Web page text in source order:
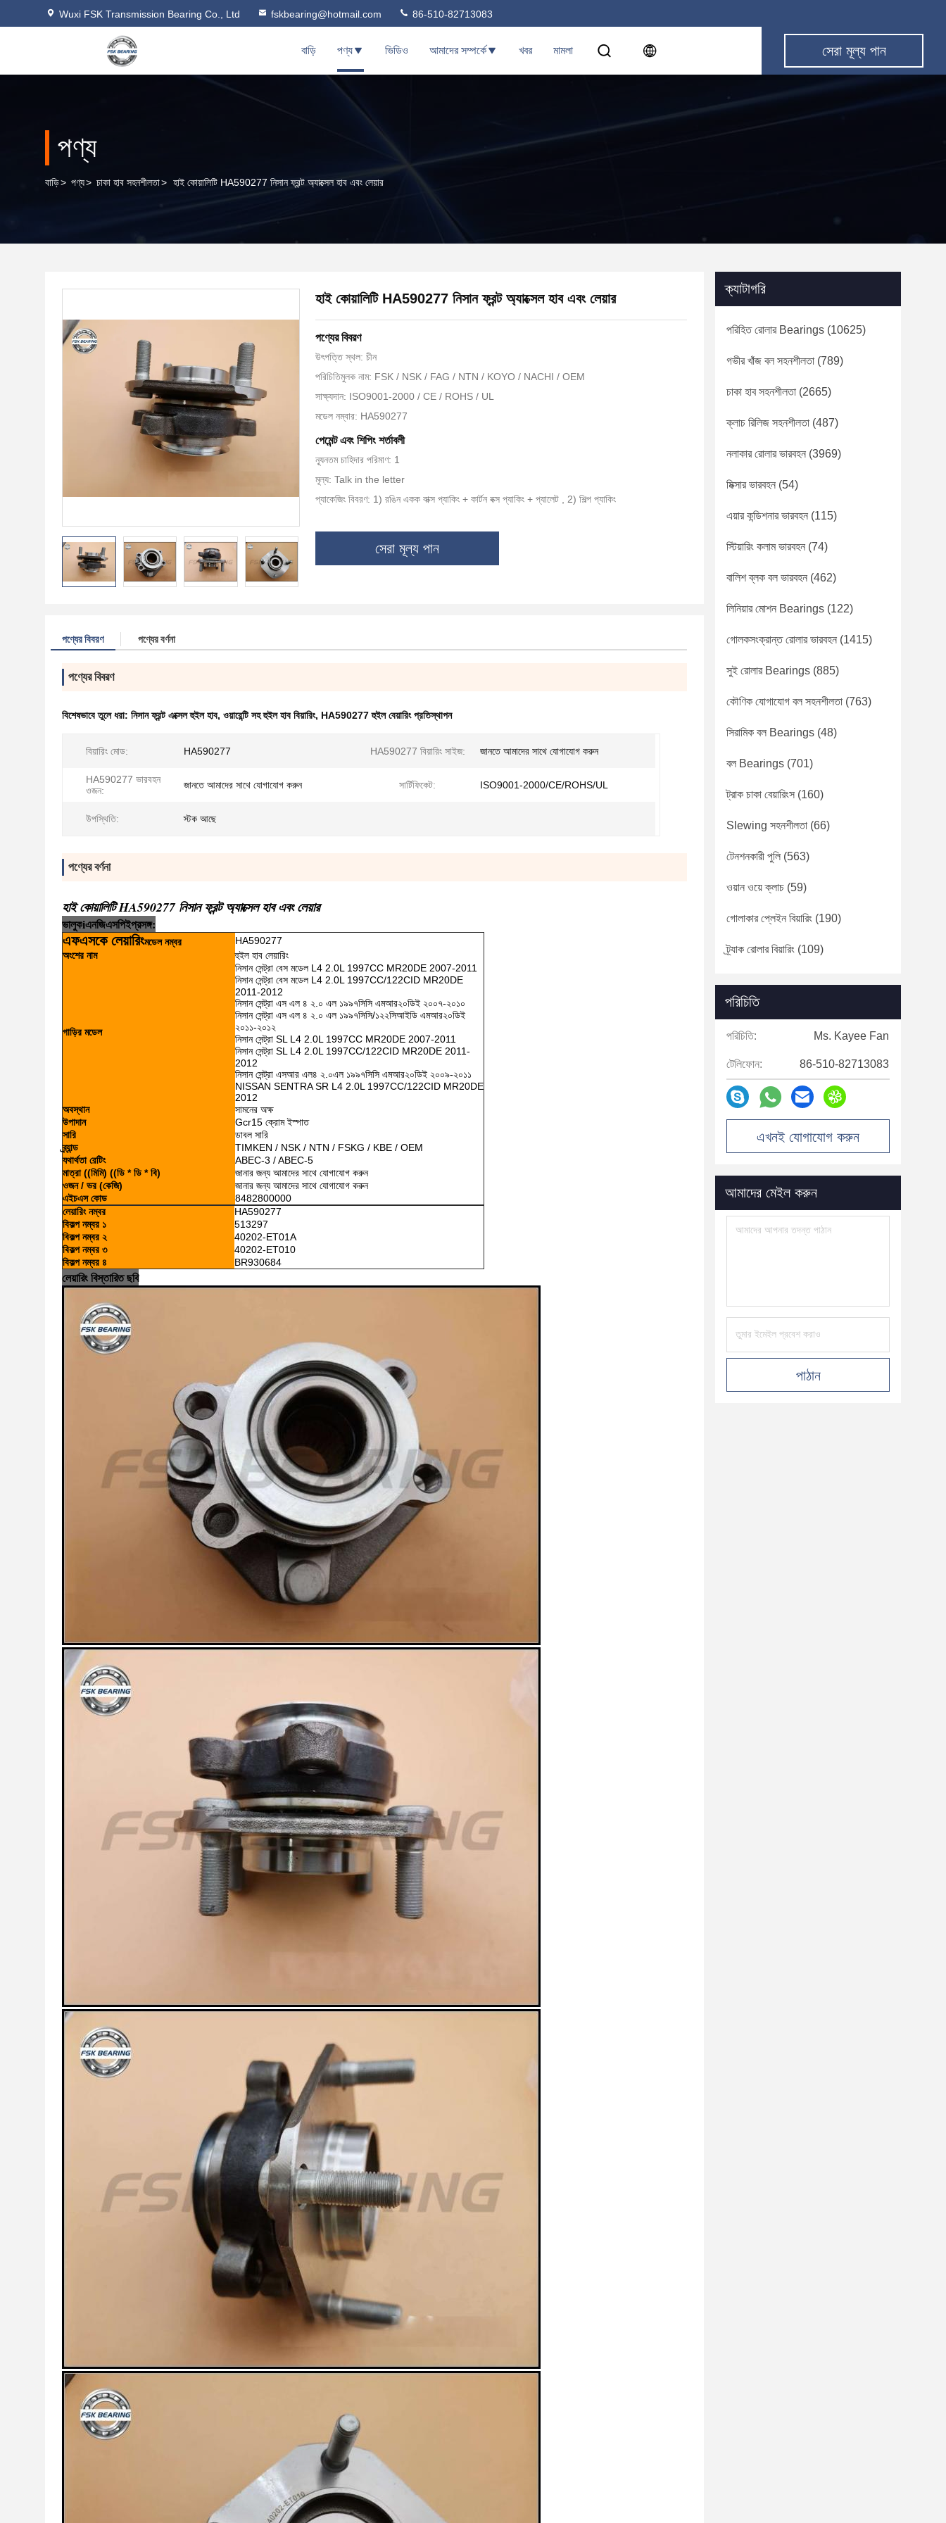
Wuxi FSK Transmission Bearing Co., Ltd fskbearing@hotmail.com 86-510-82713083
বাড়ি পণ্য ভিডিও আমাদের সম্পর্কে খবর মামলা সেরা মূল্য পান
পণ্য
বাড়ি> পণ্য> চাকা হাব সহনশীলতা> হাই কোয়ালিটি HA590277 নিসান ফ্রন্ট অ্যাক্সেল হাব এবং লেয়ার
হাই কোয়ালিটি HA590277 নিসান ফ্রন্ট অ্যাক্সেল হাব এবং লেয়ার
পণ্যের বিবরণ
উৎপত্তি স্থল: চীন
পরিচিতিমুলক নাম: FSK / NSK / FAG / NTN / KOYO / NACHI / OEM
সাক্ষ্যদান: ISO9001-2000 / CE / ROHS / UL
মডেল নম্বার: HA590277
পেমেন্ট এবং শিপিং শর্তাবলী
ন্যূনতম চাহিদার পরিমাণ: 1
মূল্য: Talk in the letter
প্যাকেজিং বিবরণ: 1) রঙিন একক বাক্স প্যাকিং + কার্টন বক্স প্যাকিং + প্যালেট , 2) শিল্প প্যাকিং
সেরা মূল্য পান
পণ্যের বিবরণ পণ্যের বর্ণনা
পণ্যের বিবরণ
বিশেষভাবে তুলে ধরা: নিসান ফ্রন্ট এক্সেল হুইল হাব, ওয়ারেন্টি সহ হুইল হাব বিয়ারিং, HA590277 হুইল বেয়ারিং প্রতিস্থাপন
বিয়ারিং মোড: HA590277 HA590277 বিয়ারিং সাইজ: জানতে আমাদের সাথে যোগাযোগ করুন
HA590277 ভারবহন
ওজন:
জানতে আমাদের সাথে যোগাযোগ করুন সার্টিফিকেট: ISO9001-2000/CE/ROHS/UL
উপস্থিতি: স্টক আছে
পণ্যের বর্ণনা
হাই কোয়ালিটি HA590277 নিসান ফ্রন্ট অ্যাক্সেল হাব এবং লেয়ার
ভালুকiএনজিএসপিইপ্রসঙ্গ:
এফএসকে লেয়ারিংমডেল নম্বর
HA590277
অংশের নাম
হুইল হাব লেয়ারিং
গাড়ির মডেল
নিসান সেন্ট্রা বেস মডেল L4 2.0L 1997CC MR20DE 2007-2011
নিসান সেন্ট্রা বেস মডেল L4 2.0L 1997CC/122CID MR20DE
2011-2012
নিসান সেন্ট্রা এস এল ৪ ২.০ এল ১৯৯৭সিসি এমআর২০ডিই ২০০৭-২০১০
নিসান সেন্ট্রা এস এল ৪ ২.০ এল ১৯৯৭সিসি/১২২সিআইডি এমআর২০ডিই
২০১১-২০১২
নিসান সেন্ট্রা SL L4 2.0L 1997CC MR20DE 2007-2011
নিসান সেন্ট্রা SL L4 2.0L 1997CC/122CID MR20DE 2011-
2012
নিসান সেন্ট্রা এসআর এল৪ ২.০এল ১৯৯৭সিসি এমআর২০ডিই ২০০৯-২০১১
NISSAN SENTRA SR L4 2.0L 1997CC/122CID MR20DE
2012
অবস্থান
সামনের অক্ষ
উপাদান
Gcr15 ক্রোম ইস্পাত
সারি
ডাবল সারি
ব্র্যান্ড
TIMKEN / NSK / NTN / FSKG / KBE / OEM
যথার্থতা রেটিং
ABEC-3 / ABEC-5
মাত্রা ((মিমি) ((ডি * ডি * বি)
জানার জন্য আমাদের সাথে যোগাযোগ করুন
ওজন / ভর (কেজি)
জানার জন্য আমাদের সাথে যোগাযোগ করুন
এইচএস কোড
8482800000
লেয়ারিং নম্বর
HA590277
বিকল্প নম্বর ১
513297
বিকল্প নম্বর ২
40202-ET01A
বিকল্প নম্বর ৩
40202-ET010
বিকল্প নম্বর ৪
BR930684
লেয়ারিং বিস্তারিত ছবি
ক্যাটাগরি
পরিহিত রোলার Bearings (10625)
গভীর খাঁজ বল সহনশীলতা (789)
চাকা হাব সহনশীলতা (2665)
ক্লাচ রিলিজ সহনশীলতা (487)
নলাকার রোলার ভারবহন (3969)
মিক্সার ভারবহন (54)
এয়ার কন্ডিশনার ভারবহন (115)
স্টিয়ারিং কলাম ভারবহন (74)
বালিশ ব্লক বল ভারবহন (462)
লিনিয়ার মোশন Bearings (122)
গোলকসংক্রান্ত রোলার ভারবহন (1415)
সুই রোলার Bearings (885)
কৌণিক যোগাযোগ বল সহনশীলতা (763)
সিরামিক বল Bearings (48)
বল Bearings (701)
ট্রাক চাকা বেয়ারিংস (160)
Slewing সহনশীলতা (66)
টেনশনকারী পুলি (563)
ওয়ান ওয়ে ক্লাচ (59)
গোলাকার প্লেইন বিয়ারিং (190)
ট্র্যাক রোলার বিয়ারিং (109)
পরিচিতি
পরিচিতি: Ms. Kayee Fan
টেলিফোন: 86-510-82713083
এখনই যোগাযোগ করুন
আমাদের মেইল ​​করুন
পাঠান